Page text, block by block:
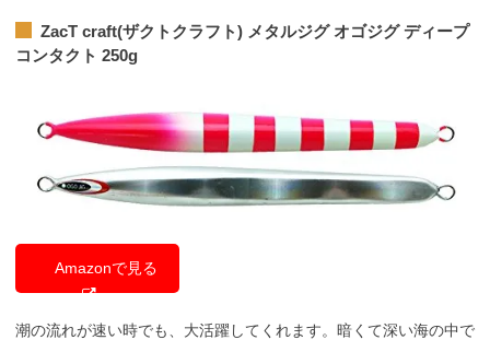
ZacT craft(ザクトクラフト) メタルジグ オゴジグ ディープ
コンタクト 250g
Amazonで見る
潮の流れが速い時でも、大活躍してくれます。暗くて深い海の中で